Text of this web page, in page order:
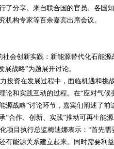
了分享。来自联合国的官员、各国
机构专家等百余嘉宾出席会议。
会创新实践：新能源替代化石能源
展战略”为题展开讨论。
投资在发展过程中，面临机遇和挑
论和实践互动的过程。在“应对气候
源战略”讨论环节，嘉宾们阐述了前
“合作、创新、实践”推动可再生能源
项目执行总监梅迪娜表示：“首先需
有能源关系建立起来。同时需要利